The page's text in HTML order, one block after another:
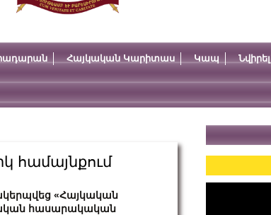
Հայկական Կարիտաս Կապ Նվիրել
համայնքում
«Հայկական
հասարակական